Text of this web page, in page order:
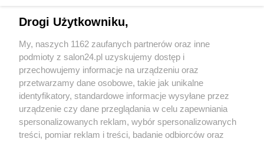
Sport
Społeczeństwo
Kultura
Drogi Użytkowniku,
My, naszych 1162 zaufanych partnerów oraz inne
podmioty z salon24.pl uzyskujemy dostęp i
przechowujemy informacje na urządzeniu oraz
przetwarzamy dane osobowe, takie jak unikalne
identyfikatory, standardowe informacje wysyłane przez
urządzenie czy dane przeglądania w celu zapewniania
spersonalizowanych reklam, wybór spersonalizowanych
treści, pomiar reklam i treści, badanie odbiorców oraz